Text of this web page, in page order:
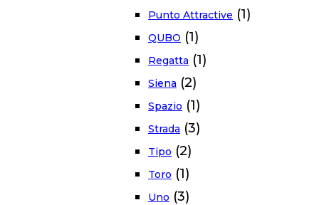
Punto Attractive (1)
QUBO (1)
Regatta (1)
Siena (2)
Spazio (1)
Strada (3)
Tipo (2)
Toro (1)
Uno (3)